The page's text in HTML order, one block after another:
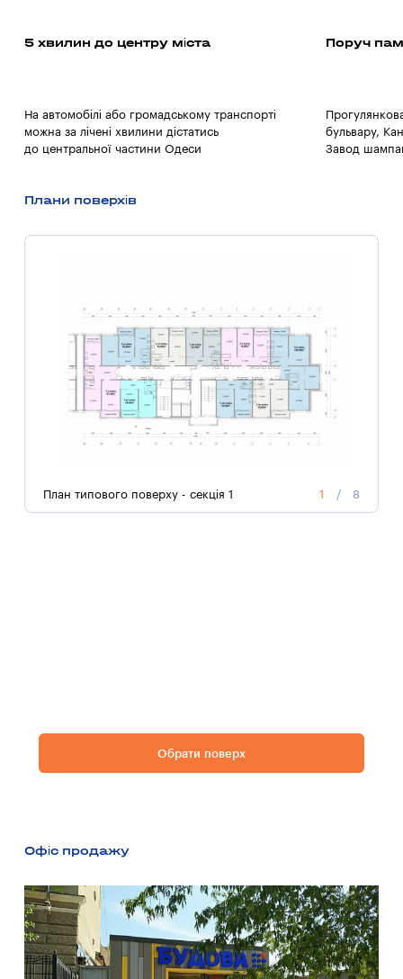
5 хвилин до центру міста
На автомобілі або громадському транспорті
можна за лічені хвилини дістатись
до центральної частини Одеси
Поруч
бульвару,
Завод
Плани поверхів
План типового поверху - секція 1
1
/ 8
Обрати поверх
Офіс продажу